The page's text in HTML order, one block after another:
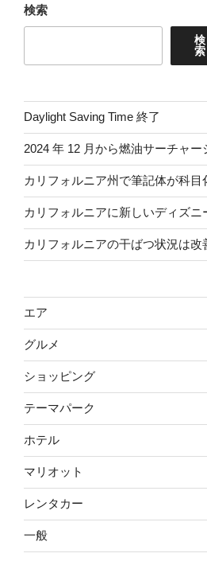
検索
検
索
Daylight Saving Time 終了
2024 年 12 月から燃油サーチャー
カリフォルニア州で筆記体が科目
カリフォルニアに新しいディズニ
カリフォルニアの干ばつ状況は改
エア
グルメ
ショッピング
テーマパーク
ホテル
マリオット
レンタカー
一般